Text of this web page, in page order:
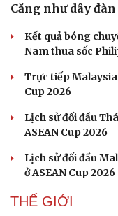
Căng như dây đàn
Kết quả bóng
Nam thua sốc
Trực tiếp
Cup 2026
Lịch sử đối đầu
ASEAN Cup 2026
Lịch sử đối đầu
ở ASEAN Cup 2026
THẾ GIỚI